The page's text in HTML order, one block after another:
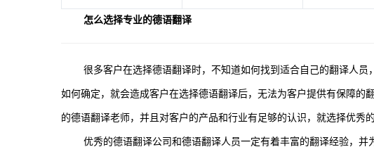
怎么选择专业的德语翻译
很多客户在选择德语翻译时，不知道如何找到适合自己的翻译人
如何确定，就会造成客户在选择德语翻译后，无法为客户提供有保障的
的德语翻译老师，并且对客户的产品和行业有足够的认识，就选择优秀的
优秀的德语翻译公司和德语翻译人员一定有着丰富的翻译经验，并